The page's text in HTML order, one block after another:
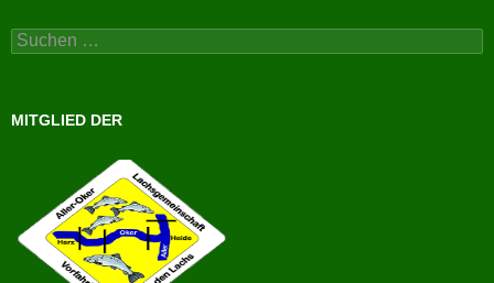
Suchen
nach:
MITGLIED DER